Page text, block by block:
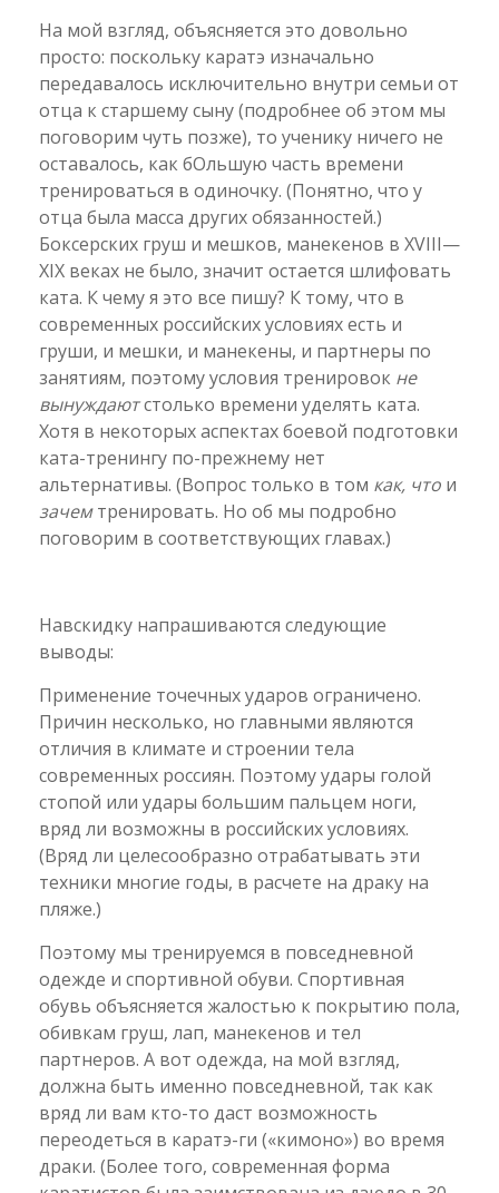
На мой взгляд, объясняется это довольно
просто: поскольку каратэ изначально
передавалось исключительно внутри семьи от
отца к старшему сыну (подробнее об этом мы
поговорим чуть позже), то ученику ничего не
оставалось, как бОльшую часть времени
тренироваться в одиночку. (Понятно, что у
отца была масса других обязанностей.)
Боксерских груш и мешков, манекенов в XVIII—
XIX веках не было, значит остается шлифовать
ката. К чему я это все пишу? К тому, что в
современных российских условиях есть и
груши, и мешки, и манекены, и партнеры по
занятиям, поэтому условия тренировок не
вынуждаютстолько времени уделять ката.
Хотя в некоторых аспектах боевой подготовки
ката-тренингу по-прежнему нет
альтернативы. (Вопрос только в том как, что и
зачемтренировать. Но об мы подробно
поговорим в соответствующих главах.)
Навскидку напрашиваются следующие
выводы:
Применение точечных ударов ограничено.
Причин несколько, но главными являются
отличия в климате и строении тела
современных россиян. Поэтому удары голой
стопой или удары большим пальцем ноги,
вряд ли возможны в российских условиях.
(Вряд ли целесообразно отрабатывать эти
техники многие годы, в расчете на драку на
пляже.)
Поэтому мы тренируемся в повседневной
одежде и спортивной обуви. Спортивная
обувь объясняется жалостью к покрытию пола,
обивкам груш, лап, манекенов и тел
партнеров. А вот одежда, на мой взгляд,
должна быть именно повседневной, так как
вряд ли вам кто-то даст возможность
переодеться в каратэ-ги («кимоно») во время
драки. (Более того, современная форма